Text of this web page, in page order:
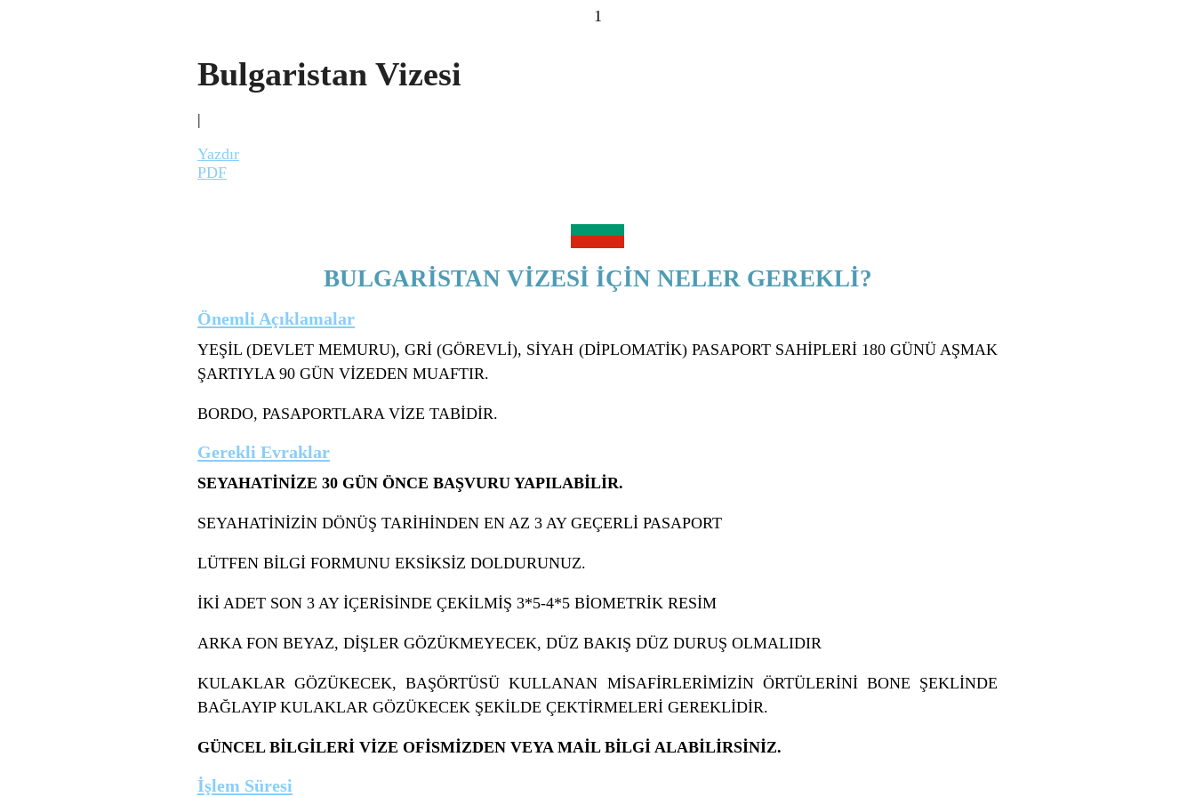
1
Bulgaristan Vizesi
|
Yazdır
PDF
BULGARİSTAN VİZESİ İÇİN NELER GEREKLİ?
Önemli Açıklamalar
YEŞİL (DEVLET MEMURU), GRİ (GÖREVLİ), SİYAH (DİPLOMATİK) PASAPORT SAHİPLERİ 180 GÜNÜ AŞMAK
ŞARTIYLA 90 GÜN VİZEDEN MUAFTIR.
BORDO, PASAPORTLARA VİZE TABİDİR.
Gerekli Evraklar
SEYAHATİNİZE 30 GÜN ÖNCE BAŞVURU YAPILABİLİR.
SEYAHATİNİZİN DÖNÜŞ TARİHİNDEN EN AZ 3 AY GEÇERLİ PASAPORT
LÜTFEN BİLGİ FORMUNU EKSİKSİZ DOLDURUNUZ.
İKİ ADET SON 3 AY İÇERİSİNDE ÇEKİLMİŞ 3*5-4*5 BİOMETRİK RESİM
ARKA FON BEYAZ, DİŞLER GÖZÜKMEYECEK, DÜZ BAKIŞ DÜZ DURUŞ OLMALIDIR
KULAKLAR GÖZÜKECEK, BAŞÖRTÜSÜ KULLANAN MİSAFİRLERİMİZİN ÖRTÜLERİNİ BONE ŞEKLİNDE
BAĞLAYIP KULAKLAR GÖZÜKECEK ŞEKİLDE ÇEKTİRMELERİ GEREKLİDİR.
GÜNCEL BİLGİLERİ VİZE OFİSMİZDEN VEYA MAİL BİLGİ ALABİLİRSİNİZ.
İşlem Süresi